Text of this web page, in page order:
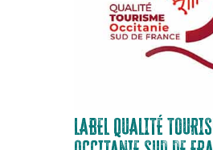
LABEL QUALITÉ